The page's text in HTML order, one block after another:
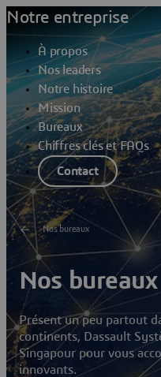
Notre entreprise
À propos
Nos leaders
Notre histoire
Mission
Bureaux
Chiffres clés et FAQs
Contact
Nos bureaux
Nos
Présent un peu partout
continents, Dassault
Singapour pour vous
innovants.